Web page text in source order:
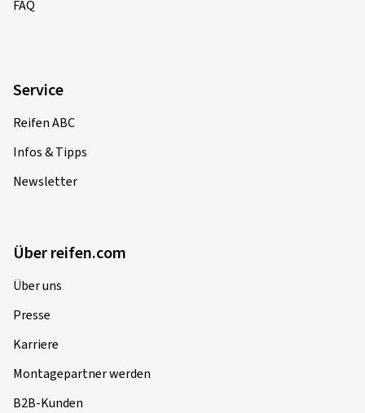
FAQ
Service
Reifen ABC
Infos & Tipps
Newsletter
Über reifen.com
Über uns
Presse
Karriere
Montagepartner werden
B2B-Kunden